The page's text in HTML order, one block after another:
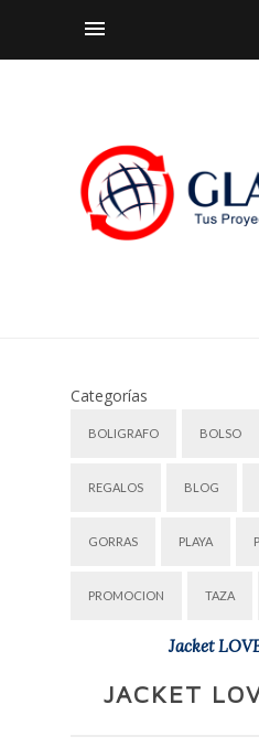
Categorías
BOLIGRAFO BOLSO
REGALOS BLOG
GORRAS PLAYA
PROMOCION TAZA
Jacket
JACKET